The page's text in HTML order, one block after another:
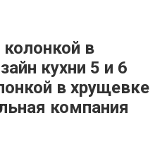
в
кухни 5 и 6
в хрущевке
компания